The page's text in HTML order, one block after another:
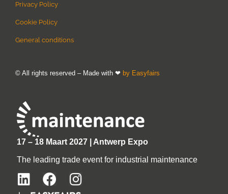
17 – 18 Maart 2027 | Antwerp Expo
The leading trade event for industrial maintenance
Privacy Policy
Cookie Policy
General conditions
© All rights reserved – Made with ❤ by Easyfairs